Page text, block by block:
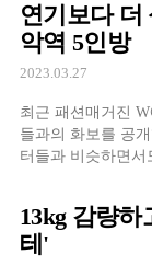
있는데요. 덕분에
미 넘치는 모습이
2000년 생인 노윤
연기보다 더
악역 5인방
2023.03.27
최근 패션매거진
들과의 화보를 공
터들과 비슷하면
13kg 감량하
테'